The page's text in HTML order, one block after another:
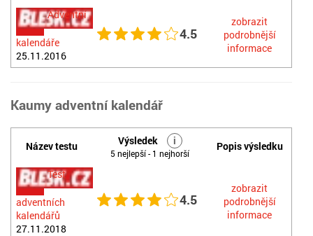
Adventní
kalendáře
25.11.2016
4.5
zobrazit
podrobnější
informace
Kaumy adventní kalendář
Název testu Výsledek i
5 nejlepší - 1 nejhorší
Popis výsledku
Test
adventních
kalendářů
27.11.2018
4.5
zobrazit
podrobnější
informace